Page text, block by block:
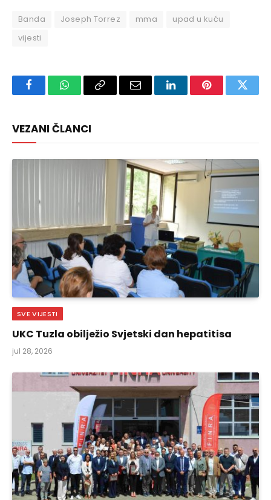
Banda Joseph Torrez mma
upad u kuću
vijesti
FacebookWhatsAppCopy
Email LinkedInPinterest
VEZANI ČLANCI
SVE VIJESTI
UKC Tuzla obilježio Svjetski dan hepatitisa
jul 28, 2026